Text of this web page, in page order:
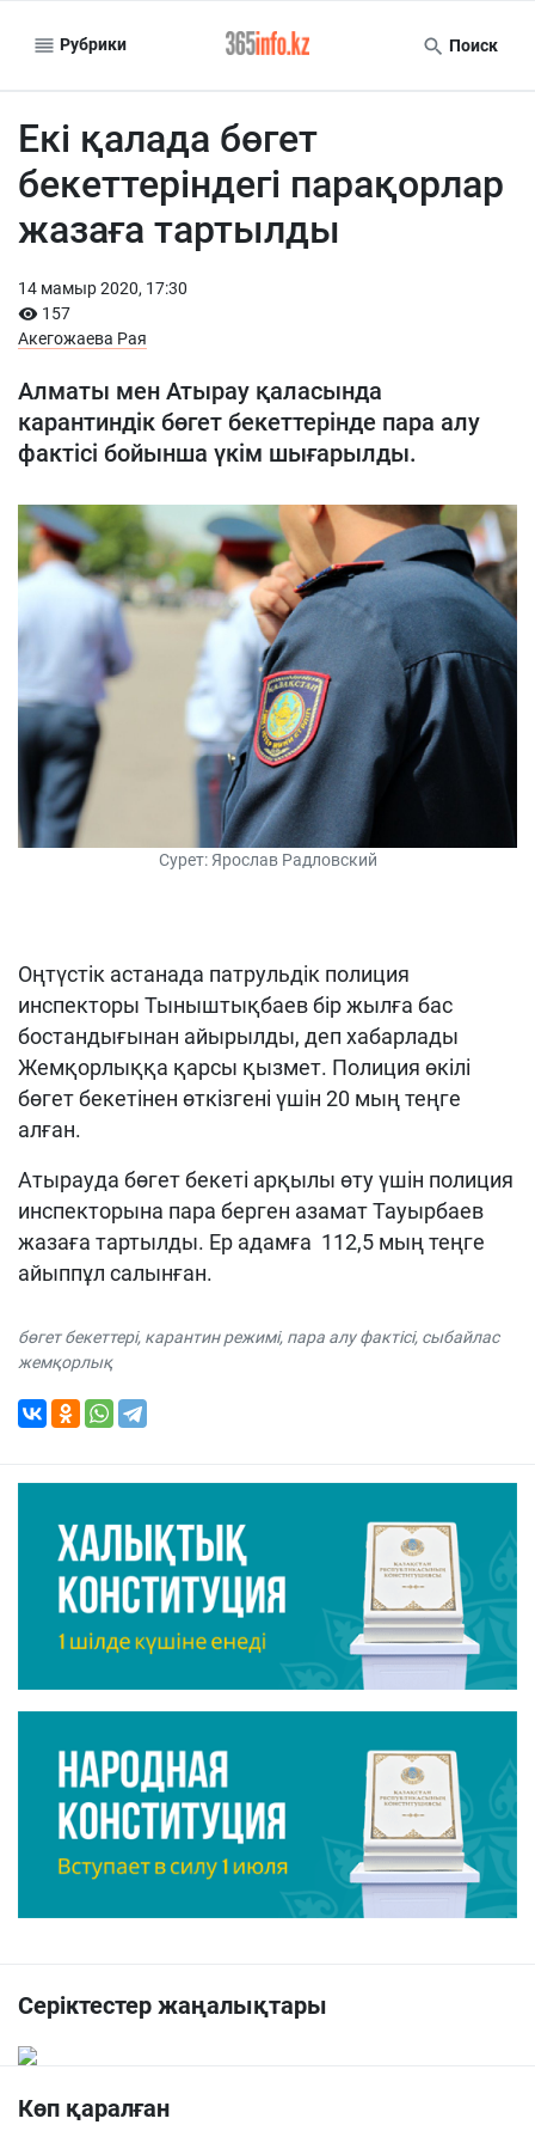
Рубрики Поиск
Екі қалада бөгет
бекеттеріндегі парақорлар
жазаға тартылды
14 мамыр 2020, 17:30
157
Акегожаева Рая
Алматы мен Атырау қаласында
карантиндік бөгет бекеттерінде пара алу
фактісі бойынша үкім шығарылды.
Сурет: Ярослав Радловский
Оңтүстік астанада патрульдік полиция
инспекторы Тыныштықбаев бір жылға бас
бостандығынан айырылды, деп хабарлады
Жемқорлыққа қарсы қызмет. Полиция өкілі
бөгет бекетінен өткізгені үшін 20 мың теңге
алған.
Атырауда бөгет бекеті арқылы өту үшін полиция
инспекторына пара берген азамат Тауырбаев
жазаға тартылды. Ер адамға 112,5 мың теңге
айыппұл салынған.
бөгет бекеттері, карантин режимі, пара алу фактісі, сыбайлас
жемқорлық
Серіктестер жаңалықтары
Көп қаралған